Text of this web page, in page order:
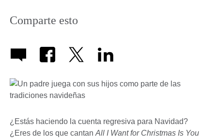
Comparte esto
¿Estás haciendo la cuenta regresiva para Navidad?
¿Eres de los que cantan All I Want for Christmas Is You